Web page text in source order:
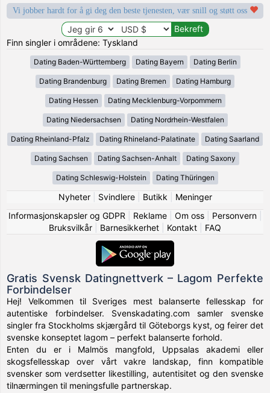
Vi jobber hardt for å gi deg den beste tjenesten, vær snill og støtt oss
Finn singler i områdene: Tyskland
Dating Baden-Württemberg Dating Bayern Dating Berlin
Dating Brandenburg Dating Bremen Dating Hamburg
Dating Hessen Dating Mecklenburg-Vorpommern
Dating Niedersachsen Dating Nordrhein-Westfalen
Dating Rheinland-Pfalz Dating Rhineland-Palatinate Dating Saarland
Dating Sachsen Dating Sachsen-Anhalt Dating Saxony
Dating Schleswig-Holstein Dating Thüringen
Nyheter| Svindlere| Butikk
Meninger
Informasjonskapsler og GDPR
Reklame| Om oss| Personvern|
Bruksvilkår
Barnesikkerhet Kontakt FAQ
Gratis Svensk Datingnettverk – Lagom Perfekte
Forbindelser
Hej! Velkommen til Sveriges mest balanserte fellesskap for
autentiske forbindelser. Svenskadating.com samler svenske
singler fra Stockholms skjærgård til Göteborgs kyst, og feirer det
svenske konseptet lagom – perfekt balanserte forhold.
Enten du er i Malmös mangfold, Uppsalas akademi eller
skogsfellesskap over vårt vakre landskap, finn kompatible
svensker som verdsetter likestilling, autentisitet og den svenske
tilnærmingen til meningsfulle partnerskap.